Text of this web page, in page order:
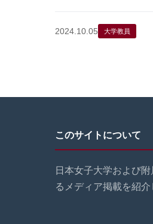
2024.10.05 大学教員
このサイトについて
日本女子大学および
るメディア掲載を紹